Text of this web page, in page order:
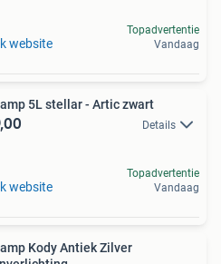
website
Topadvertentie
Vandaag
5L stellar - Artic zwart
Details
website
Topadvertentie
Vandaag
Kody Antiek Zilver